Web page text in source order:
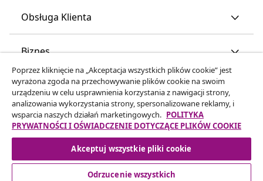
Obsługa Klienta
Biznes
vidaXL
Odkryj więcej
Poprzez kliknięcie na „Akceptacja wszystkich plików cookie” jest
wyrażona zgoda na przechowywanie plików cookie na swoim
urządzeniu w celu usprawnienia korzystania z nawigacji strony,
analizowania wykorzystania strony, spersonalizowane reklamy, i
wsparcia naszych działań marketingowych. POLITYKA
PRYWATNOŚCI I OŚWIADCZENIE DOTYCZĄCE PLIKÓW COOKIE
Akceptuj wszystkie pliki cookie
Odrzucenie wszystkich